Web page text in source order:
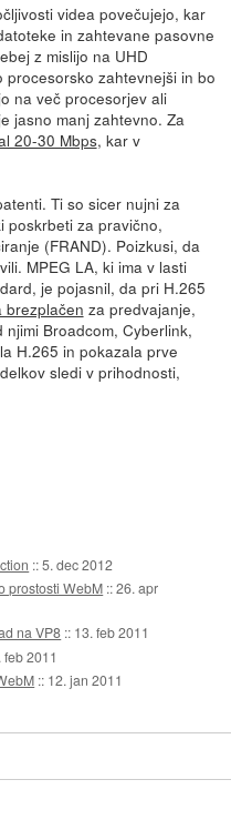
videa povečujejo, kar
in zahtevane pasovne
z mislijo na UHD
zahtevnejši in bo
na več procesorjev ali
jasno manj zahtevno. Za
20-30 Mbps, kar v
Ti so sicer nujni za
poskrbeti za pravično,
(FRAND). Poizkusi, da
MPEG LA, ki ima v lasti
je pojasnil, da pri H.265
brezplačen za predvajanje,
Broadcom, Cyberlink,
H.265 in pokazala prve
sledi v prihodnosti,
::5. dec 2012
prostosti WebM ::26. apr
na VP8 :: 13. feb 2011
feb 2011
:: 12. jan 2011